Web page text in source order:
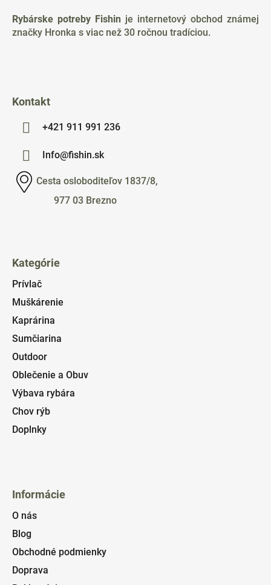
Rybárske potreby Fishin je internetový obchod známej
značky Hronka s viac než 30 ročnou tradíciou.
Kontakt
+421 911 991 236
Info@fishin.sk
Cesta osloboditeľov 1837/8,
977 03 Brezno
Kategórie
Prívlač
Muškárenie
Kaprárina
Sumčiarina
Outdoor
Oblečenie a Obuv
Výbava rybára
Chov rýb
Doplnky
Informácie
O nás
Blog
Obchodné podmienky
Doprava